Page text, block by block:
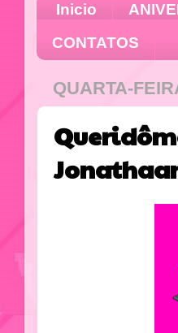
Inicio
CONTATOS
QUARTA-